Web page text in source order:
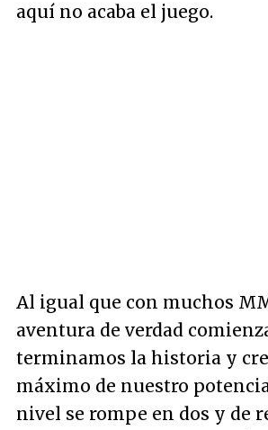
aquí no acaba el juego.
Al igual que con muchos
aventura de verdad
terminamos la historia y
máximo de nuestro
nivel se rompe en dos y de